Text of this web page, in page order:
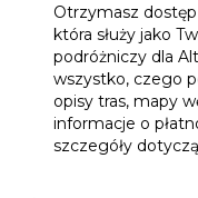
Otrzymasz
która służy jako
podróżniczy dla
wszystko, czego
opisy tras, mapy
informacje o
szczegóły